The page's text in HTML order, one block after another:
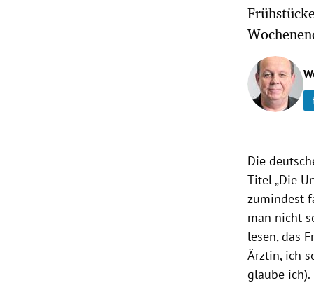
Die
Titel „Die
zumindest
man nicht
lesen, das
Ärztin, ich
glaube ich).